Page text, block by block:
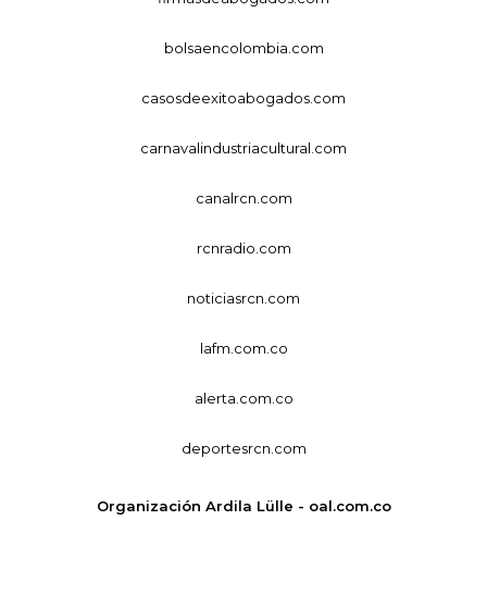
bolsaencolombia.com
casosdeexitoabogados.com
carnavalindustriacultural.com
canalrcn.com
rcnradio.com
noticiasrcn.com
lafm.com.co
alerta.com.co
deportesrcn.com
Organización Ardila Lülle - oal.com.co